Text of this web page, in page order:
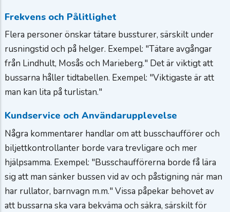
Frekvens och Pålitlighet
Flera personer önskar tätare bussturer, särskilt under
rusningstid och på helger. Exempel: "Tätare avgångar
från Lindhult, Mosås och Marieberg." Det är viktigt att
bussarna håller tidtabellen. Exempel: "Viktigaste är att
man kan lita på turlistan."
Kundservice och Användarupplevelse
Några kommentarer handlar om att busschaufförer och
biljettkontrollanter borde vara trevligare och mer
hjälpsamma. Exempel: "Busschaufförerna borde få lära
sig att man sänker bussen vid av och påstigning när man
har rullator, barnvagn m.m." Vissa påpekar behovet av
att bussarna ska vara bekväma och säkra, särskilt för